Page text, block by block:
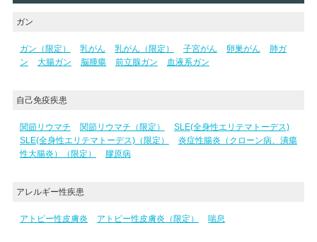
ガン
ガン（限定） 乳がん 乳がん（限定） 子宮がん 卵巣がん
肺ガ
ン
大腸ガン 脳腫瘍 前立腺ガン 血液系ガン
自己免疫疾患
関節リウマチ 関節リウマチ（限定）
SLE(全身性エリテマトーデス)
SLE(全身性エリテマトーデス)（限定）
炎症性腸炎（クローン病、潰瘍
性大腸炎）（限定）
膠原病
アレルギー性疾患
アトピー性皮膚炎 アトピー性皮膚炎（限定） 喘息